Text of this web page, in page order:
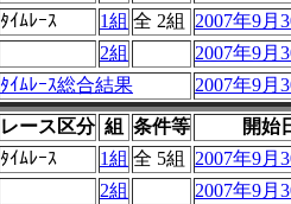
ﾀｲﾑﾚｰｽ 1組 全 2組
2007年9月
2組
2007年9月
ﾀｲﾑﾚｰｽ総合結果 2007年9月
レース区分 組 条件等
開始
ﾀｲﾑﾚｰｽ 1組 全 5組
2007年9月
2組
2007年9月